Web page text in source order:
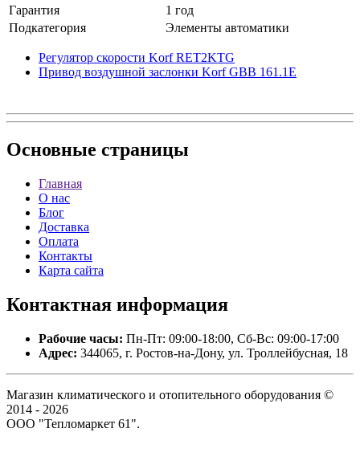
Гарантия
1 год
Подкатегория
Элементы автоматики
Регулятор скорости Korf RET2KTG
Привод воздушной заслонки Korf GBB 161.1E
Основные страницы
Главная
О нас
Блог
Доставка
Оплата
Контакты
Карта сайта
Контактная информация
Рабочие часы: Пн-Пт: 09:00-18:00, Сб-Вс: 09:00-17:00
Адрес: 344065, г. Ростов-на-Дону, ул. Троллейбусная, 18
Магазин климатического и отопительного оборудования ©
2014 - 2026
ООО "Тепломаркет 61".